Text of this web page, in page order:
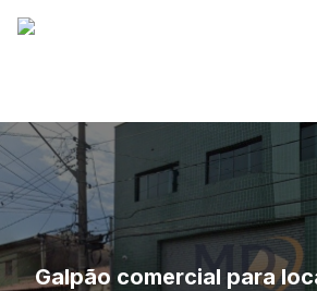
Galpão comercial para